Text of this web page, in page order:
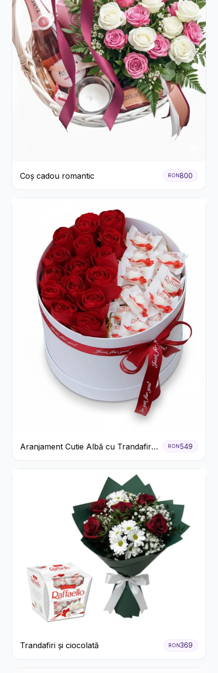
Coș cadou romantic RON800
Aranjament Cutie Albă cu Trandafiri
Roșii și Raffaello
RON 549
Trandafiri și ciocolată RON369